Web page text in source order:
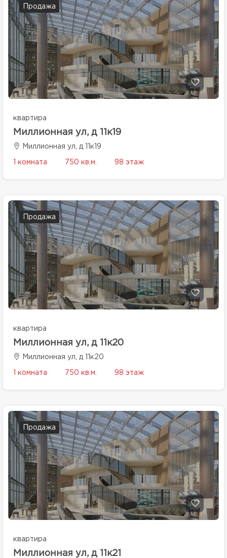
Продажа
квартира
Миллионная ул, д 11к19
Миллионная ул, д 11к19
1 комната 750 кв.м. 98 этаж
Продажа
квартира
Миллионная ул, д 11к20
Миллионная ул, д 11к20
1 комната 750 кв.м. 98 этаж
Продажа
квартира
Миллионная ул, д 11к21